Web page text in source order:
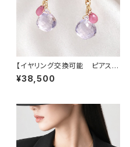
【イヤリング交換可能 ピアス】
アメシスティンクォーツ サフ
ァイア
¥38,500